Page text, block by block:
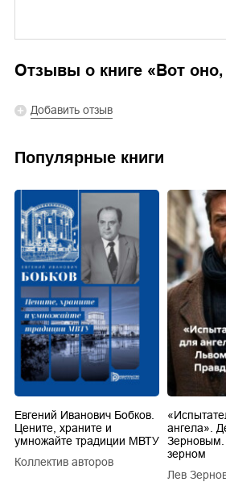
Отзывы о книге « Вот
Добавить отзыв
Популярные книги
Евгений Иванович Бобков.
Цените, храните и
умножайте традиции МВТУ
Коллектив авторов
ангела».
Зерновым.
зерном
Лев